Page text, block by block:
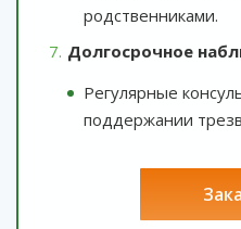
родственниками.
Долгосрочное
Регулярные
поддержании